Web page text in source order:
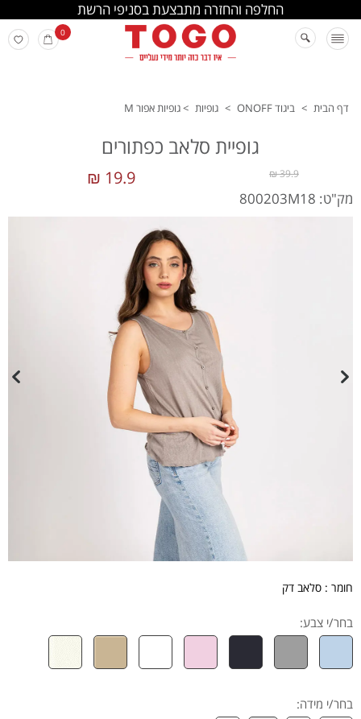
החלפה והחזרה מתבצעת בסניפי הרשת
0
דף הבית > ביגוד ONOFF > גופיות >גופיות אפור M
גופיית סלאב כפתורים
19.9 ₪ 39.9 ₪
מק"ט: 800203M18
חומר : סלאב דק
בחר/י צבע:
בחר/י מידה: